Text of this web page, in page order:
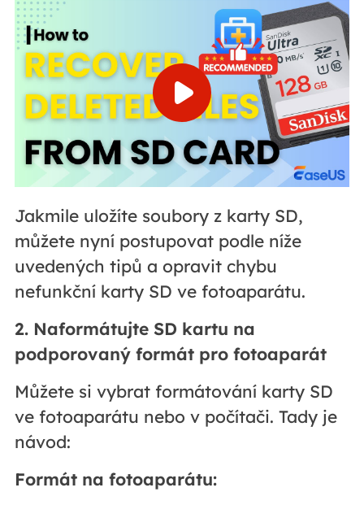
Jakmile uložíte soubory z karty SD,
můžete nyní postupovat podle níže
uvedených tipů a opravit chybu
nefunkční karty SD ve fotoaparátu.
2. Naformátujte SD kartu na
podporovaný formát pro fotoaparát
Můžete si vybrat formátování karty SD
ve fotoaparátu nebo v počítači. Tady je
návod:
Formát na fotoaparátu: